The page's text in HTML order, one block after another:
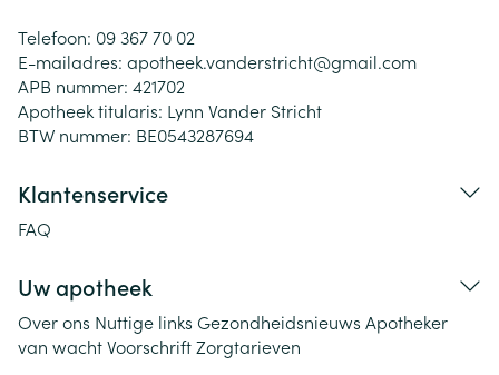
Telefoon: 09 367 70 02
E-mailadres: apotheek.vanderstricht@gmail.com
APB nummer: 421702
Apotheek titularis: Lynn Vander Stricht
BTW nummer: BE0543287694
Klantenservice
FAQ
Uw apotheek
Over ons Nuttige links Gezondheidsnieuws Apotheker
van wachtVoorschriftZorgtarieven